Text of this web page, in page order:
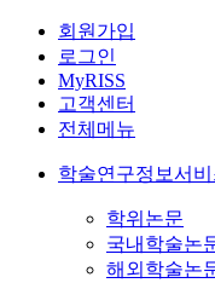
회원가입
로그인
MyRISS
고객센터
전체메뉴
학술연구정보서
학위논문
국내학술논
해외학술논